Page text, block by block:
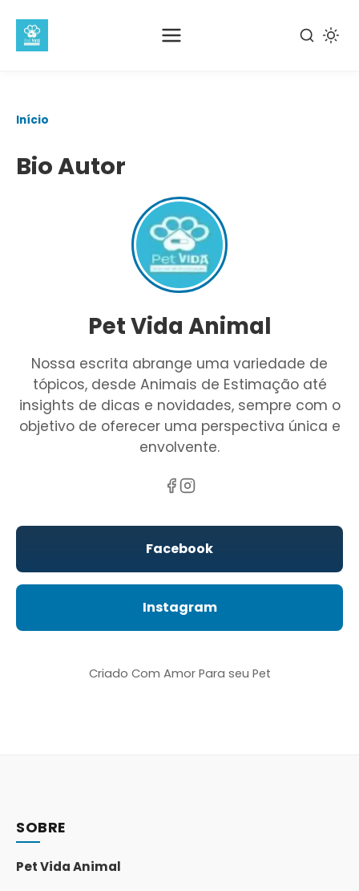
Pular
conteúdo
Início
Bio Autor
Pet Vida Animal
Nossa escrita abrange uma variedade de
tópicos, desde Animais de Estimação até
insights de dicas e novidades, sempre com o
objetivo de oferecer uma perspectiva única e
envolvente.
Facebook
Instagram
Criado Com Amor Para seu Pet
SOBRE
Pet Vida Animal